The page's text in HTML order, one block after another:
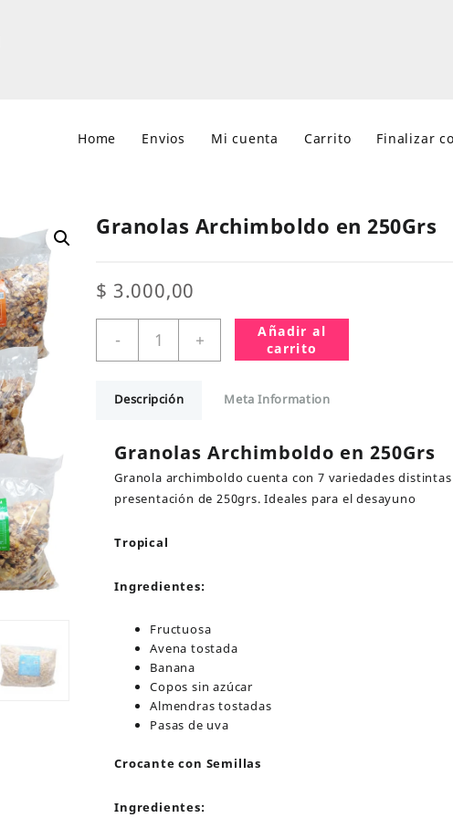
Home Envios Mi cuenta Carrito Finalizar
Granolas Archimboldo en 250Grs
$ 3.000,00
-
Archimboldo
en
cantidad
+
Añadir al
carrito
Descripción Meta Information
Granolas Archimboldo en 250Grs
Granola archimboldo cuenta con 7 variedades
presentación de 250grs. Ideales para el desayuno
Tropical
Ingredientes:
Fructuosa
Avena tostada
Banana
Copos sin azúcar
Almendras tostadas
Pasas de uva
Crocante con Semillas
Ingredientes: